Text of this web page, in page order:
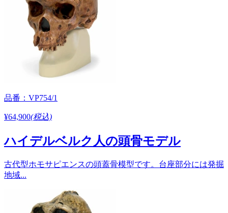
品番：VP754/1
¥64,900(税込)
ハイデルベルク人の頭骨モデル
古代型ホモサピエンスの頭蓋骨模型です。台座部分には発掘
地域...